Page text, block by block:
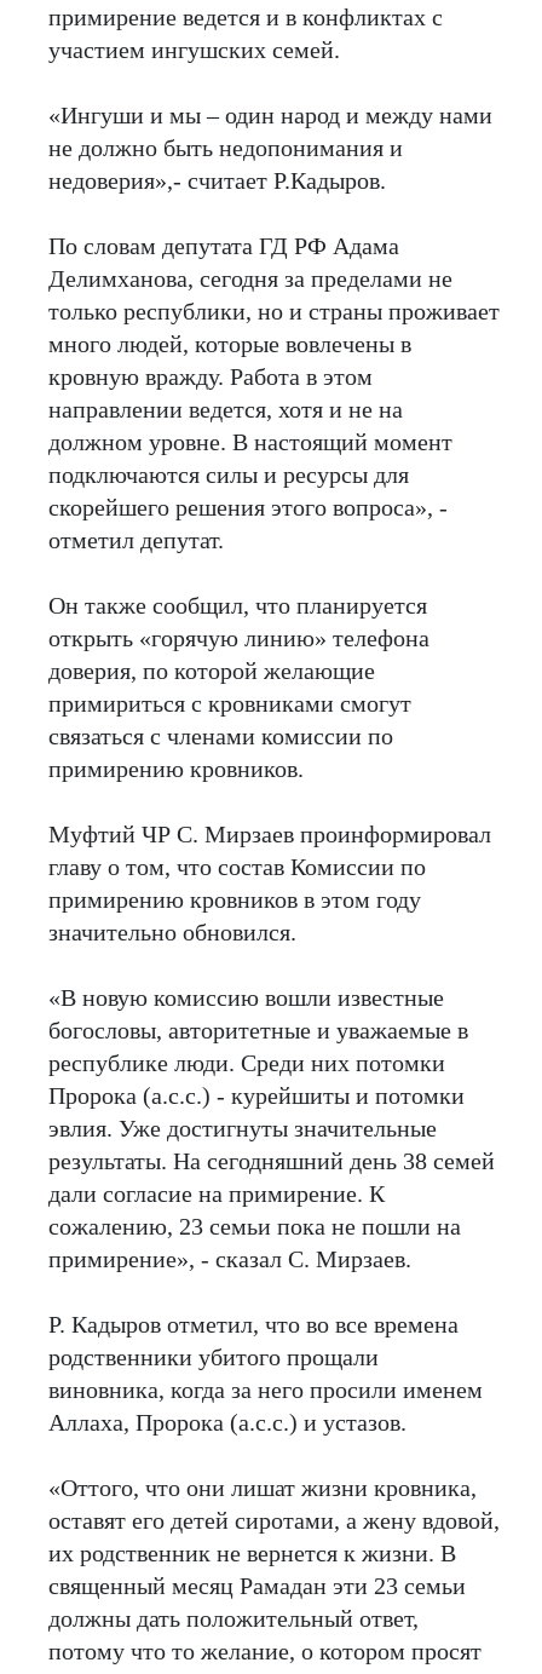
примирение ведется и в конфликтах с
участием ингушских семей.
«Ингуши и мы – один народ и между нами
не должно быть недопонимания и
недоверия»,- считает Р.Кадыров.
По словам депутата ГД РФ Адама
Делимханова, сегодня за пределами не
только республики, но и страны проживает
много людей, которые вовлечены в
кровную вражду. Работа в этом
направлении ведется, хотя и не на
должном уровне. В настоящий момент
подключаются силы и ресурсы для
скорейшего решения этого вопроса», -
отметил депутат.
Он также сообщил, что планируется
открыть «горячую линию» телефона
доверия, по которой желающие
примириться с кровниками смогут
связаться с членами комиссии по
примирению кровников.
Муфтий ЧР С. Мирзаев проинформировал
главу о том, что состав Комиссии по
примирению кровников в этом году
значительно обновился.
«В новую комиссию вошли известные
богословы, авторитетные и уважаемые в
республике люди. Среди них потомки
Пророка (а.с.с.) - курейшиты и потомки
эвлия. Уже достигнуты значительные
результаты. На сегодняшний день 38 семей
дали согласие на примирение. К
сожалению, 23 семьи пока не пошли на
примирение», - сказал С. Мирзаев.
Р. Кадыров отметил, что во все времена
родственники убитого прощали
виновника, когда за него просили именем
Аллаха, Пророка (а.с.с.) и устазов.
«Оттого, что они лишат жизни кровника,
оставят его детей сиротами, а жену вдовой,
их родственник не вернется к жизни. В
священный месяц Рамадан эти 23 семьи
должны дать положительный ответ,
потому что то желание, о котором просят